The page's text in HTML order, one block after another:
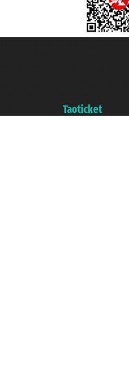
Taoticket